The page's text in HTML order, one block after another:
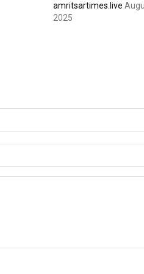
amritsartimes.live
2025